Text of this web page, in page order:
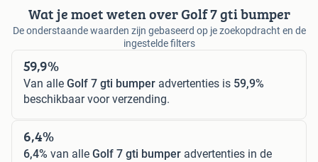
Wat je moet weten over Golf 7 gti bumper
De onderstaande waarden zijn gebaseerd op je zoekopdracht en de
ingestelde filters
59,9%
Van alle Golf 7 gti bumper advertenties is 59,9%
beschikbaar voor verzending.
6,4%
6,4% van alle Golf 7 gti bumper advertenties in de